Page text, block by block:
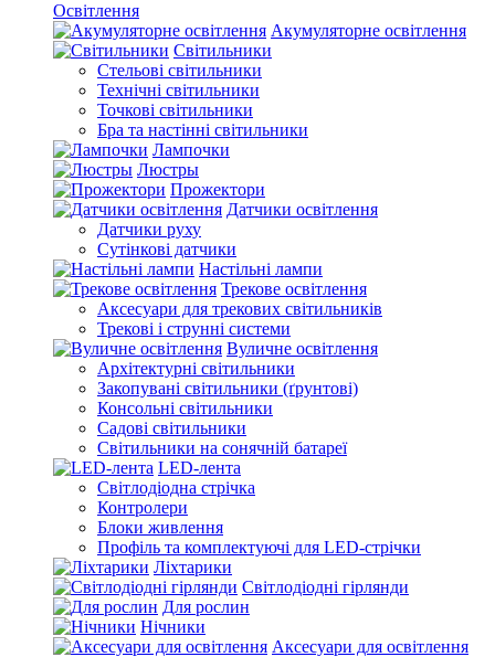
Освітлення
Акумуляторне освітлення
Світильники
Стельові світильники
Технічні світильники
Точкові світильники
Бра та настінні світильники
Лампочки
Люстры
Прожектори
Датчики освітлення
Датчики руху
Сутінкові датчики
Настільні лампи
Трекове освітлення
Аксесуари для трекових світильників
Трекові і струнні системи
Вуличне освітлення
Архітектурні світильники
Закопувані світильники (ґрунтові)
Консольні світильники
Садові світильники
Світильники на сонячній батареї
LED-лента
Світлодіодна стрічка
Контролери
Блоки живлення
Профіль та комплектуючі для LED-стрічки
Ліхтарики
Світлодіодні гірлянди
Для рослин
Нічники
Аксесуари для освітлення